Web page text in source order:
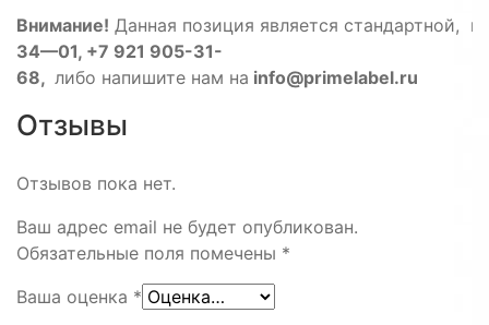
Внимание! Данная позиция является стандартной,
34—01, +7 921 905-31-
68, либо напишите нам на info@primelabel.ru
Отзывы
Отзывов пока нет.
Ваш адрес email не будет опубликован.
Обязательные поля помечены *
Ваша оценка *